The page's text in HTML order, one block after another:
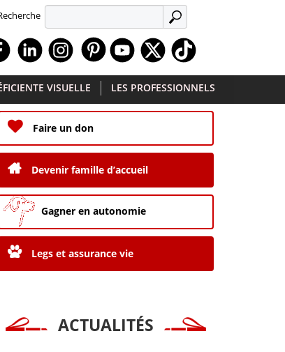
APPLIQUER
FacebookLinkedin Instagram Youtube
VISUELLE LES PROFESSIONNELS
Faire un don
Devenir famille d’accueil
Gagner en autonomie
Legs et assurance vie
ACTUALITÉS